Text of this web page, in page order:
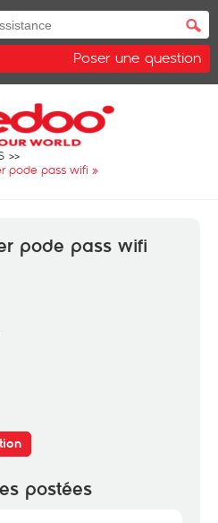
Poser une question
pode pass wifi »
pode pass wifi
postées